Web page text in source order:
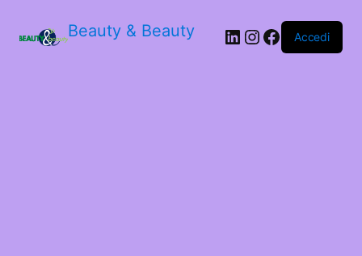
Beauty & Beauty LinkedIn
Instagram
Facebook
Accedi